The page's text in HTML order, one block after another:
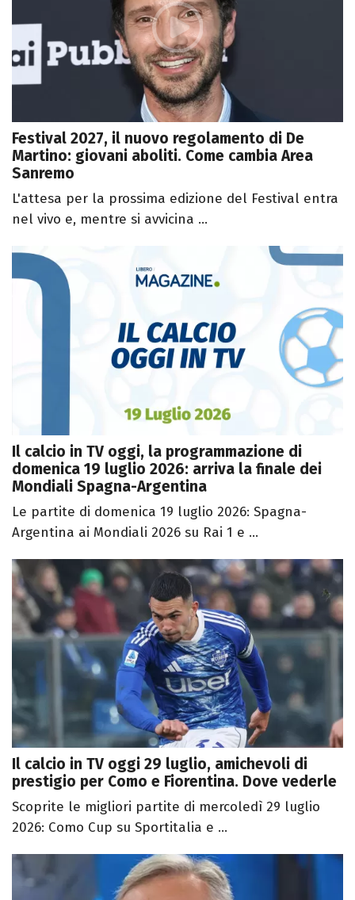
Festival 2027, il nuovo regolamento di De
Martino: giovani aboliti. Come cambia Area
Sanremo
L'attesa per la prossima edizione del Festival entra
nel vivo e, mentre si avvicina ...
Il calcio in TV oggi, la programmazione di
domenica 19 luglio 2026: arriva la finale dei
Mondiali Spagna-Argentina
Le partite di domenica 19 luglio 2026: Spagna-
Argentina ai Mondiali 2026 su Rai 1 e ...
Il calcio in TV oggi 29 luglio, amichevoli di
prestigio per Como e Fiorentina. Dove vederle
Scoprite le migliori partite di mercoledì 29 luglio
2026: Como Cup su Sportitalia e ...